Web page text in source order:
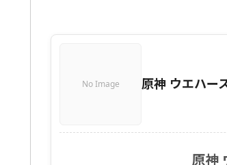
No Image 原神 ウエハー
原神